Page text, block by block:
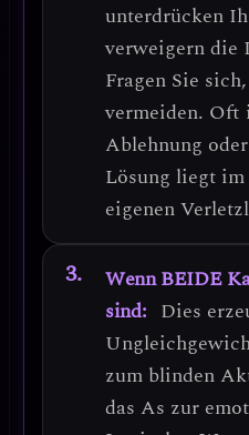
unterdrücken
verweigern die
Fragen Sie
vermeiden. Oft
Ablehnung
Lösung liegt im
eigenen
Wenn BEIDE
sind: Dies
zum blinden
das As zur